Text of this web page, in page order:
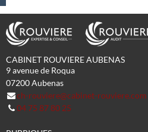
CABINET ROUVIERE AUBENAS
9 avenue de Roqua
07200Aubenas
ch-rouviere@cabinet-rouviere.com
04 75 87 80 25